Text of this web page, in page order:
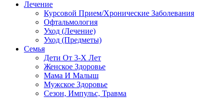
Лечение
Курсовой Прием/Хронические Заболевания
Офтальмология
Уход (Лечение)
Уход (Предметы)
Семья
Дети От 3-Х Лет
Женское Здоровье
Мама И Малыш
Мужское Здоровье
Сезон, Импульс, Травма